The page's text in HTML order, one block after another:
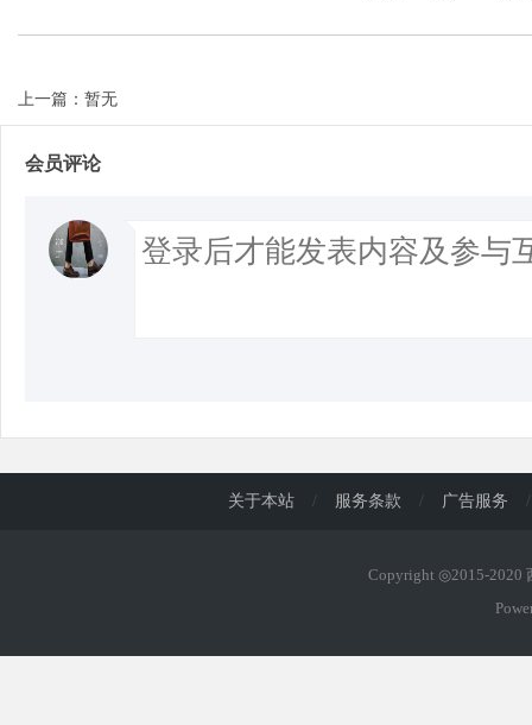
上一篇：暂无
会员评论
关于本站 / 服务条款 / 广告服务 /
Copyright ◎2015-2020